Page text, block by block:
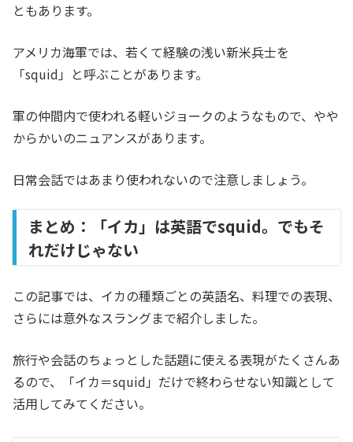
ともあります。
アメリカ海軍では、若くて経験の浅い新米兵士を
「squid」と呼ぶことがあります。
軍の仲間内で使われる軽いジョークのようなもので、やや
からかいのニュアンスがあります。
日常会話ではあまり使われないので注意しましょう。
まとめ：「イカ」は英語でsquid。でもそ
れだけじゃない
この記事では、イカの種類ごとの英語名、料理での表現、
さらには意外なスラングまで紹介しました。
旅行や会話のちょっとした話題に使える表現がたくさんあ
るので、「イカ＝squid」だけで終わらせない知識として
活用してみてください。